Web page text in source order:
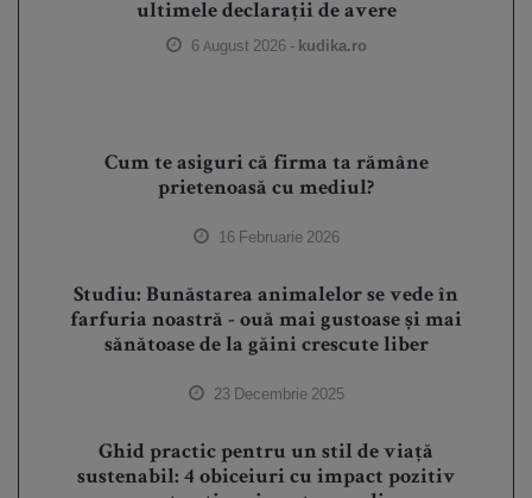
ultimele declarații de avere
6 August 2026 - kudika.ro
Cum te asiguri că firma ta rămâne
prietenoasă cu mediul?
16 Februarie 2026
Studiu: Bunăstarea animalelor se vede în
farfuria noastră - ouă mai gustoase și mai
sănătoase de la găini crescute liber
23 Decembrie 2025
Ghid practic pentru un stil de viață
sustenabil: 4 obiceiuri cu impact pozitiv